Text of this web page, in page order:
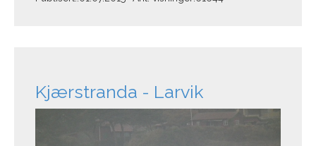
Kjærstranda - Larvik